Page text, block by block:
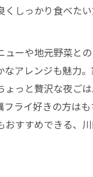
くしっかり食べた
ューや地元野菜と
なアレンジも魅力
ょっと贅沢な夜ご
フライ好きの方は
おすすめできる、